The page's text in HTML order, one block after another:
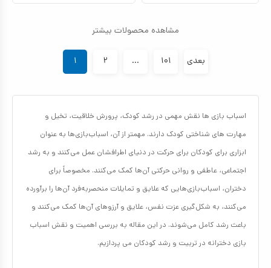
مشاهده محصولات بیشتر
۱ ۲ ... ۱۰۱ بعدی
اسباب بازی ها نقش مهمی در رشد کودک، پرورش خلاقیت، تخیل و
مهارت های شناختی کودک دارند. مهمتر از آن، اسباب‌بازی‌ها به عنوان
ابزاری برای کودکان برای حرکت در دنیای اطرافشان عمل می‌کنند و به رشد
اجتماعی، عاطفی و روانی حرکتی آن‌ها کمک می‌کنند. مخصوصاً برای
دختران، اسباب‌بازی‌هایی که علایق و تمایلات منحصربه‌فرد آن‌ها را برآورده
می‌کنند، به شکل‌گیری عزت نفس، علایق و آرزوهای آن‌ها کمک می‌کنند و
باعث رشد کامل می‌شوند. در این مقاله به بررسی اهمیت و نقش اسباب
بازی دخترانه در تربیت و رشد کودکان می پردازیم.